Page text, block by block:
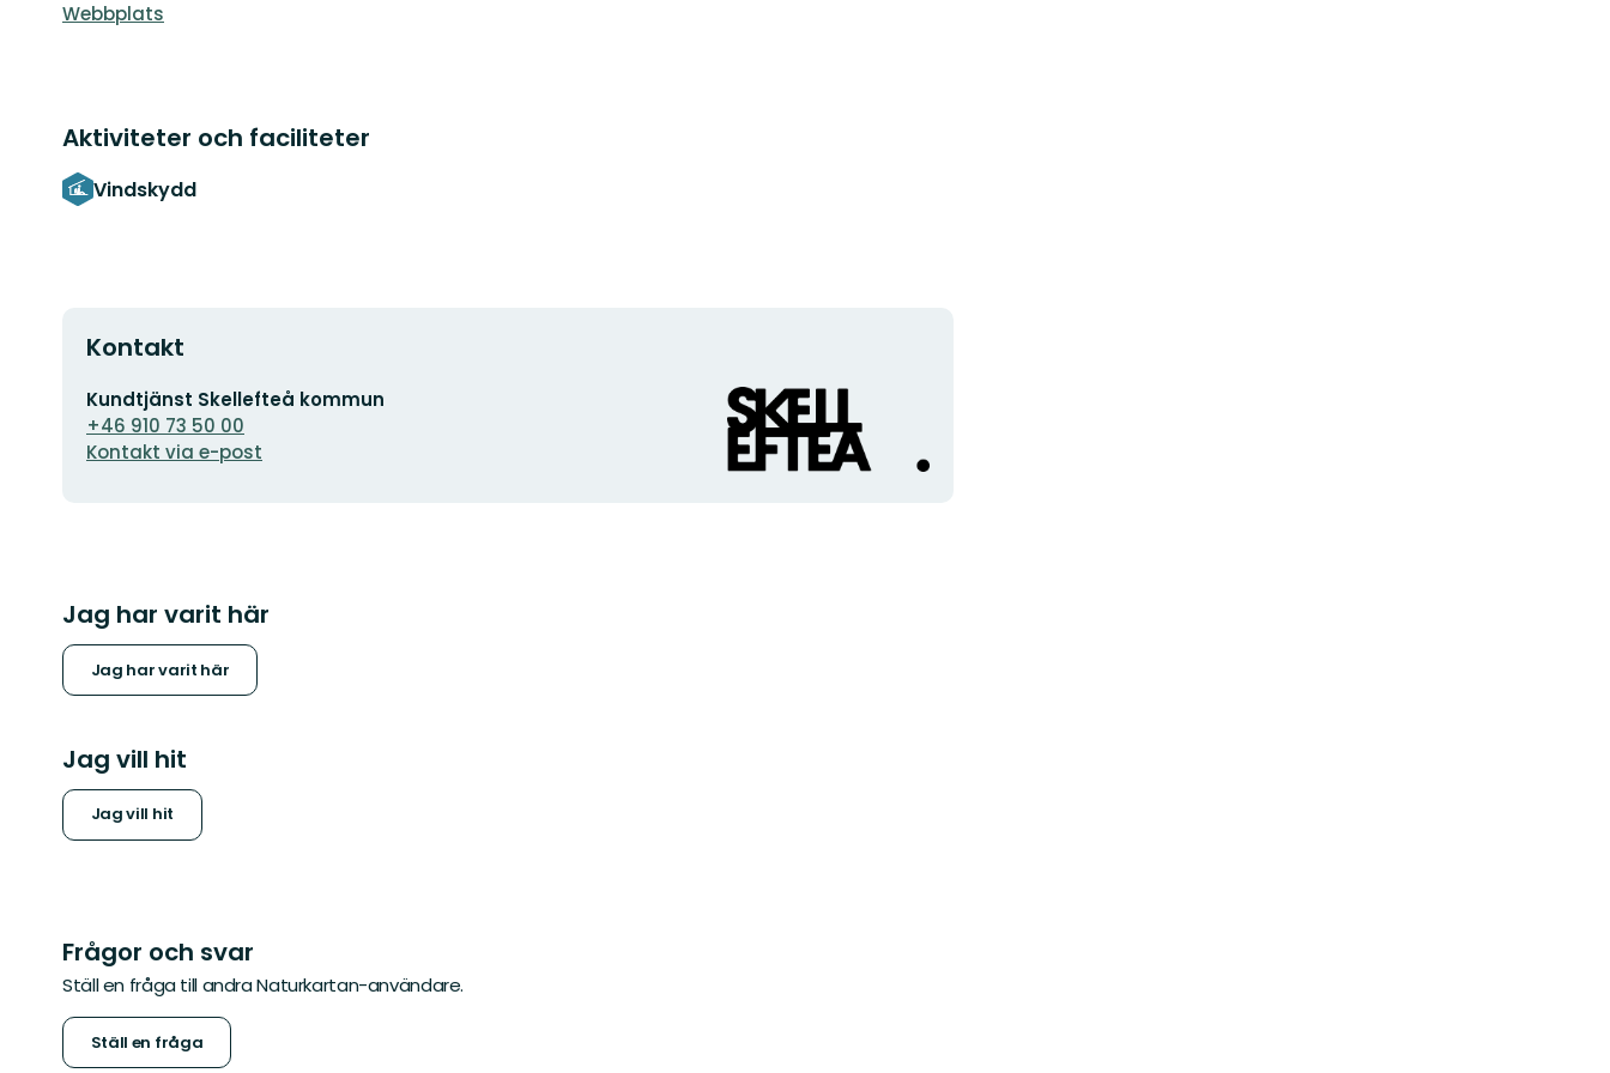
Webbplats
Aktiviteter och faciliteter
Vindskydd
Kontakt
E-
postadress
Kundtjänst Skellefteå kommun
+46 910 73 50 00
Kontakt via e-post
Organisationens
logotyp
Jag har varit här
Jag har varit här
Jag vill hit
Jag vill hit
Frågor och svar
Ställ en fråga till andra Naturkartan-användare.
Ställ en fråga